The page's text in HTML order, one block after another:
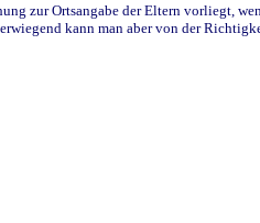
zur Ortsangabe der Eltern vorliegt,
kann man aber von der